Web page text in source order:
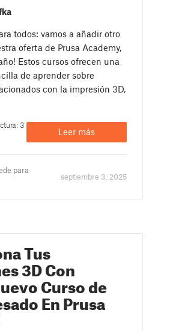
todos: vamos a añadir otro
oferta de Prusa Academy,
Estos cursos ofrecen una
de aprender sobre
con la impresión 3D,
3
Leer más
para
septiembre 3. 2025
Tus
3D Con
Curso de
En Prusa